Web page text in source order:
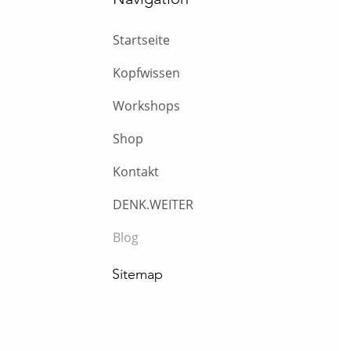
Startseite
Kopfwissen
Workshops
Shop
Kontakt
DENK.WEITER
Blog
Sitemap